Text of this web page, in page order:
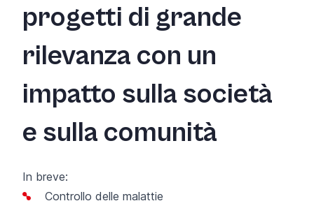
progetti di grande
rilevanza con un
impatto sulla società
e sulla comunità
In breve:
Controllo delle malattie